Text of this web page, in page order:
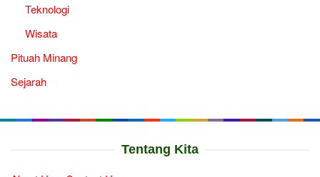
Teknologi
Wisata
Pituah Minang
Sejarah
Tentang Kita